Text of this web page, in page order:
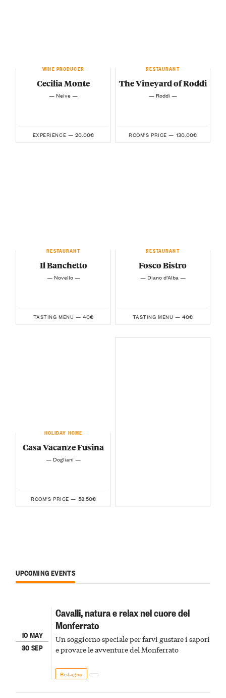
WINE PRODUCER
Cecilia Monte
— Neive —
EXPERIENCE — 20.00€
RESTAURANT
The Vineyard of Roddi
— Roddi —
ROOM'S PRICE — 130.00€
RESTAURANT
Il Banchetto
— Novello —
TASTING MENU — 40€
RESTAURANT
Fosco Bistro
— Diano d’Alba —
TASTING MENU — 40€
HOLIDAY HOME
Casa Vacanze Fusina
— Dogliani —
ROOM'S PRICE — 58.50€
UPCOMING EVENTS
10 MAY
30 SEP
Cavalli, natura e relax nel cuore del
Monferrato
Un soggiorno speciale per farvi gustare i sapori
e provare le avventure del Monferrato
Bistagno